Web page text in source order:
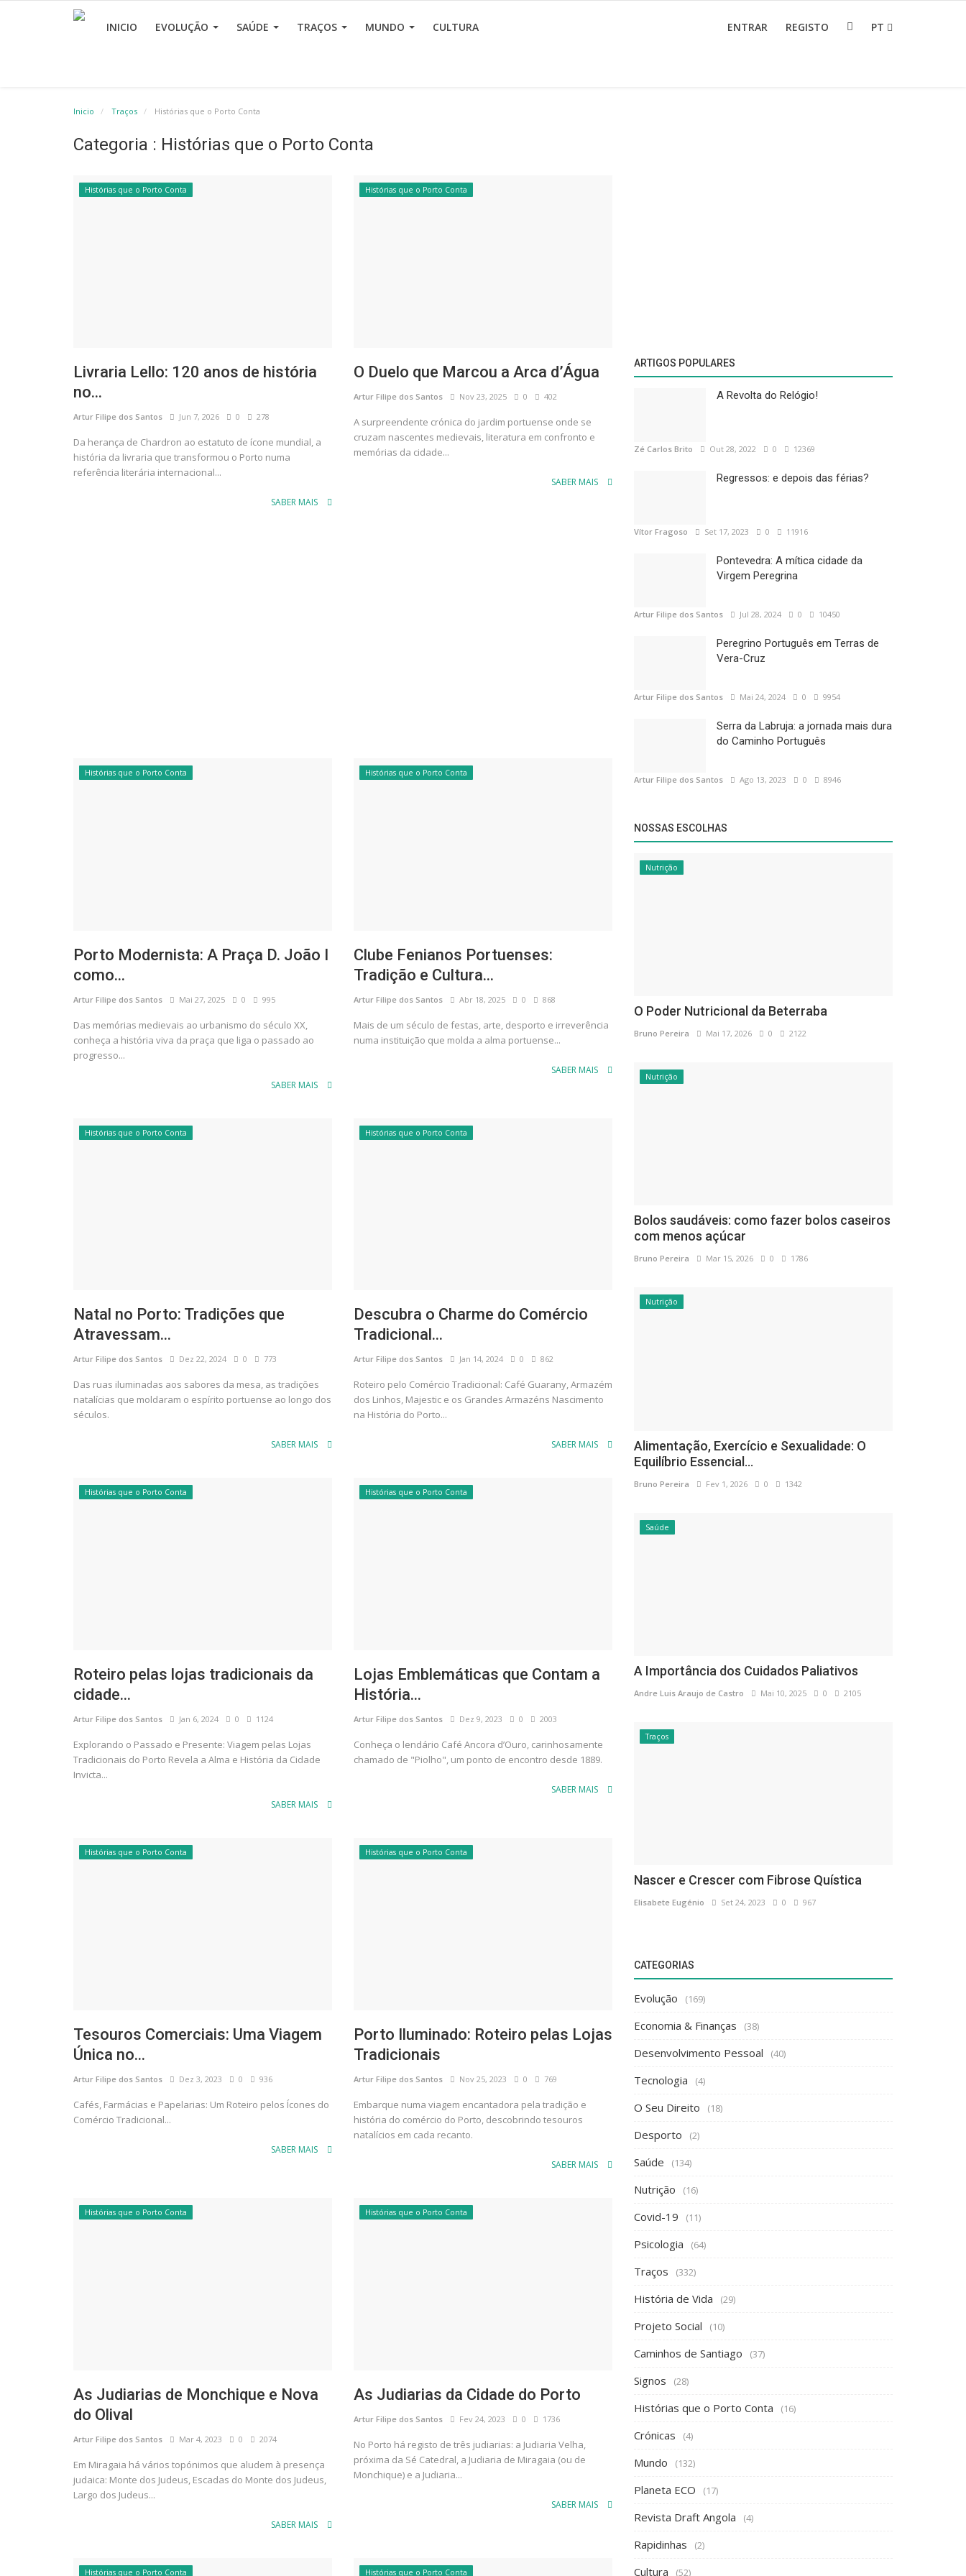
INICIO EVOLUÇÃO SAÚDE TRAÇOS MUNDO CULTURA ENTRAR REGISTO PT
Inicio Traços Histórias que o Porto Conta
Categoria : Histórias que o Porto Conta
Histórias que o Porto Conta
Livraria Lello: 120 anos de história
no...
Artur Filipe dos Santos Jun 7, 2026 0 278
Da herança de Chardron ao estatuto de ícone mundial, a
história da livraria que transformou o Porto numa
referência literária internacional...
SABER MAIS
Histórias que o Porto Conta
O Duelo que Marcou a Arca d’Água
Artur Filipe dos Santos Nov 23, 2025 0 402
A surpreendente crónica do jardim portuense onde se
cruzam nascentes medievais, literatura em confronto e
memórias da cidade...
SABER MAIS
Histórias que o Porto Conta
Porto Modernista: A Praça D. João I
como...
Artur Filipe dos Santos Mai 27, 2025 0 995
Das memórias medievais ao urbanismo do século XX,
conheça a história viva da praça que liga o passado ao
progresso...
SABER MAIS
Histórias que o Porto Conta
Clube Fenianos Portuenses:
Tradição e Cultura...
Artur Filipe dos Santos Abr 18, 2025 0 868
Mais de um século de festas, arte, desporto e irreverência
numa instituição que molda a alma portuense...
SABER MAIS
Histórias que o Porto Conta
Natal no Porto: Tradições que
Atravessam...
Artur Filipe dos Santos Dez 22, 2024 0 773
Das ruas iluminadas aos sabores da mesa, as tradições
natalícias que moldaram o espírito portuense ao longo dos
séculos.
SABER MAIS
Histórias que o Porto Conta
Descubra o Charme do Comércio
Tradicional...
Artur Filipe dos Santos Jan 14, 2024 0 862
Roteiro pelo Comércio Tradicional: Café Guarany, Armazém
dos Linhos, Majestic e os Grandes Armazéns Nascimento
na História do Porto...
SABER MAIS
Histórias que o Porto Conta
Roteiro pelas lojas tradicionais da
cidade...
Artur Filipe dos Santos Jan 6, 2024 0 1124
Explorando o Passado e Presente: Viagem pelas Lojas
Tradicionais do Porto Revela a Alma e História da Cidade
Invicta...
SABER MAIS
Histórias que o Porto Conta
Lojas Emblemáticas que Contam a
História...
Artur Filipe dos Santos Dez 9, 2023 0 2003
Conheça o lendário Café Ancora d’Ouro, carinhosamente
chamado de "Piolho", um ponto de encontro desde 1889.
SABER MAIS
Histórias que o Porto Conta
Tesouros Comerciais: Uma Viagem
Única no...
Artur Filipe dos Santos Dez 3, 2023 0 936
Cafés, Farmácias e Papelarias: Um Roteiro pelos Ícones do
Comércio Tradicional...
SABER MAIS
Histórias que o Porto Conta
Porto Iluminado: Roteiro pelas Lojas
Tradicionais
Artur Filipe dos Santos Nov 25, 2023 0 769
Embarque numa viagem encantadora pela tradição e
história do comércio do Porto, descobrindo tesouros
natalícios em cada recanto.
SABER MAIS
Histórias que o Porto Conta
As Judiarias de Monchique e Nova
do Olival
Artur Filipe dos Santos Mar 4, 2023 0 2074
Em Miragaia há vários topónimos que aludem à presença
judaica: Monte dos Judeus, Escadas do Monte dos Judeus,
Largo dos Judeus...
SABER MAIS
Histórias que o Porto Conta
As Judiarias da Cidade do Porto
Artur Filipe dos Santos Fev 24, 2023 0 1736
No Porto há registo de três judiarias: a Judiaria Velha,
próxima da Sé Catedral, a Judiaria de Miragaia (ou de
Monchique) e a Judiaria...
SABER MAIS
Histórias que o Porto Conta Histórias que o Porto Conta
ARTIGOS POPULARES
A Revolta do Relógio!
Zé Carlos Brito Out 28, 2022 0 12369
Regressos: e depois das férias?
Vítor Fragoso Set 17, 2023 0 11916
Pontevedra: A mítica cidade da
Virgem Peregrina
Artur Filipe dos Santos Jul 28, 2024 0 10450
Peregrino Português em Terras de
Vera-Cruz
Artur Filipe dos Santos Mai 24, 2024 0 9954
Serra da Labruja: a jornada mais dura
do Caminho Português
Artur Filipe dos Santos Ago 13, 2023 0 8946
NOSSAS ESCOLHAS
Nutrição
O Poder Nutricional da Beterraba
Bruno Pereira Mai 17, 2026 0 2122
Nutrição
Bolos saudáveis: como fazer bolos caseiros
com menos açúcar
Bruno Pereira Mar 15, 2026 0 1786
Nutrição
Alimentação, Exercício e Sexualidade: O
Equilíbrio Essencial...
Bruno Pereira Fev 1, 2026 0 1342
Saúde
A Importância dos Cuidados Paliativos
Andre Luis Araujo de Castro Mai 10, 2025 0 2105
Traços
Nascer e Crescer com Fibrose Quística
Elisabete Eugénio Set 24, 2023 0 967
CATEGORIAS
Evolução (169)
Economia & Finanças (38)
Desenvolvimento Pessoal (40)
Tecnologia (4)
O Seu Direito (18)
Desporto (2)
Saúde (134)
Nutrição (16)
Covid-19 (11)
Psicologia (64)
Traços (332)
História de Vida (29)
Projeto Social (10)
Caminhos de Santiago (37)
Signos (28)
Histórias que o Porto Conta (16)
Crónicas (4)
Mundo (132)
Planeta ECO (17)
Revista Draft Angola (4)
Rapidinhas (2)
Cultura (52)